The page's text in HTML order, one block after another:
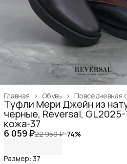
Повседневная
Обувь ›
Главная ›
Туфли Мери Джейн из
черные, Reversal,
кожа-37
6 059 ₽22 950 ₽−74%
Размер: 37